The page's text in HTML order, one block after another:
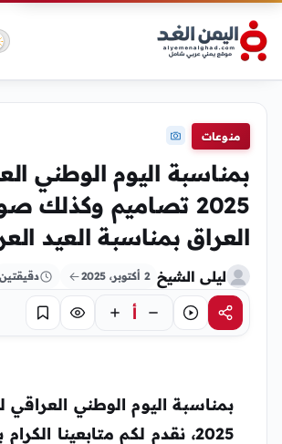
منوعات
بمناسبة اليوم الوطني
2025 تصاميم وكذلك
العراق بمناسبة العيد
ليلى الشيخ 2 أكتوبر، 2025 دقيقتين
مشاركةاستماع أ تركيز حفظ
بمناسبة اليوم الوطني العراقي
2025، نقدم لكم متابعينا